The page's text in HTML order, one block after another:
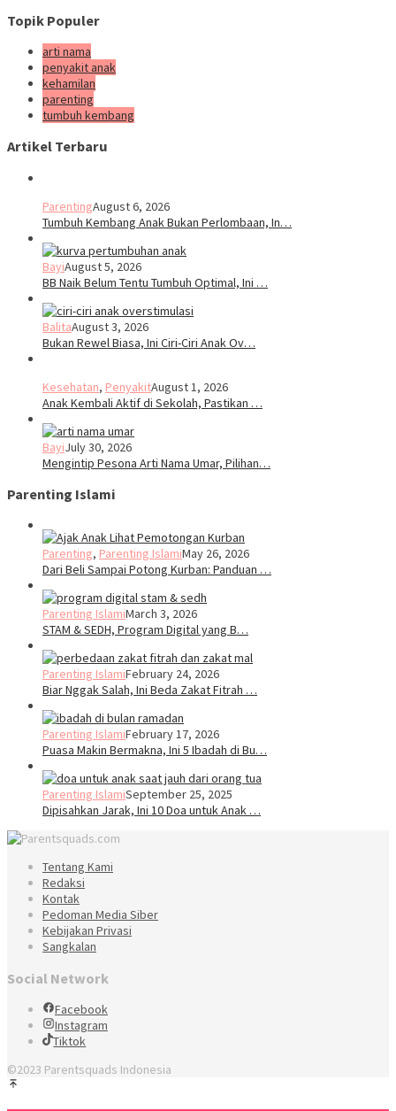
Topik Populer
arti nama
penyakit anak
kehamilan
parenting
tumbuh kembang
Artikel Terbaru
ParentingAugust 6, 2026
Tumbuh Kembang Anak Bukan Perlombaan, In…
BayiAugust 5, 2026
BB Naik Belum Tentu Tumbuh Optimal, Ini …
BalitaAugust 3, 2026
Bukan Rewel Biasa, Ini Ciri-Ciri Anak Ov…
Kesehatan, PenyakitAugust 1, 2026
Anak Kembali Aktif di Sekolah, Pastikan …
BayiJuly 30, 2026
Mengintip Pesona Arti Nama Umar, Pilihan…
Parenting Islami
Parenting, Parenting IslamiMay 26, 2026
Dari Beli Sampai Potong Kurban: Panduan …
Parenting IslamiMarch 3, 2026
STAM & SEDH, Program Digital yang B…
Parenting IslamiFebruary 24, 2026
Biar Nggak Salah, Ini Beda Zakat Fitrah …
Parenting IslamiFebruary 17, 2026
Puasa Makin Bermakna, Ini 5 Ibadah di Bu…
Parenting IslamiSeptember 25, 2025
Dipisahkan Jarak, Ini 10 Doa untuk Anak …
Tentang Kami
Redaksi
Kontak
Pedoman Media Siber
Kebijakan Privasi
Sangkalan
Social Network
Facebook
Instagram
Tiktok
©2023 Parentsquads Indonesia